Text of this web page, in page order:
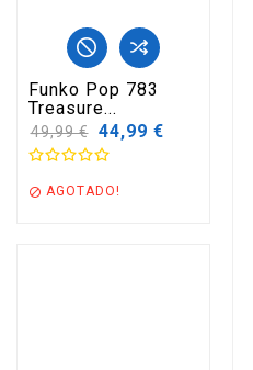
Funko Pop 783
Treasure...
Precio
base
49,99 € 44,99 €
 AGOTADO!